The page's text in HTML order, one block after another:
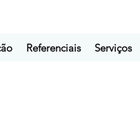
Referenciais Serviços